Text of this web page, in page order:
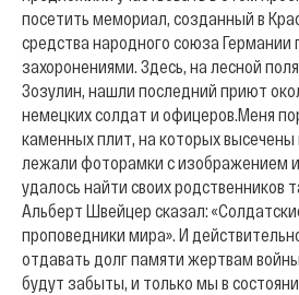
посетить мемориал, созданный в
средства народного союза Германии
захоронениями. Здесь, на лесной
Зозулин, нашли последний приют
немецких солдат и офицеров.Меня
каменных плит, на которых
лежали фоторамки с изображением
удалось найти своих родственников
Альберт Швейцер сказал:
проповедники мира». И
отдавать долг памяти жертвам
будут забыты, и только мы в